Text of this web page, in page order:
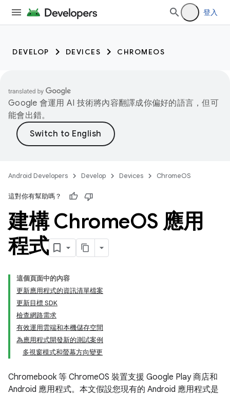
登入
DEVELOP DEVICES CHROMEOS
Google 會運用 AI 技術將內容翻譯成你偏好的語言，但可
能會出錯。
Android Developers Develop Devices ChromeOS
這對你有幫助嗎？
建構 ChromeOS 應用
程式
這個頁面中的內容
更新應用程式的資訊清單檔案
更新目標 SDK
檢查網路需求
有效運用雲端和本機儲存空間
為應用程式開發新的測試案例
多視窗模式和螢幕方向變更
Chromebook 等 ChromeOS 裝置支援 Google Play 商店和
Android 應用程式。本文假設您現有的 Android 應用程式是